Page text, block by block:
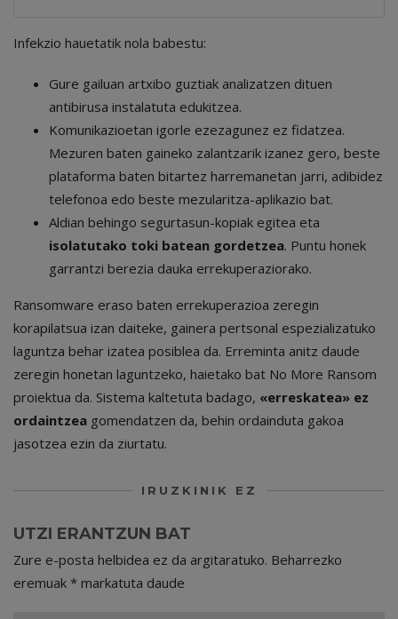
Infekzio hauetatik nola babestu:
Gure gailuan artxibo guztiak analizatzen dituen
antibirusa instalatuta edukitzea.
Komunikazioetan igorle ezezagunez ez fidatzea.
Mezuren baten gaineko zalantzarik izanez gero, beste
plataforma baten bitartez harremanetan jarri, adibidez
telefonoa edo beste mezularitza-aplikazio bat.
Aldian behingo segurtasun-kopiak egitea eta
isolatutako toki batean gordetzea. Puntu honek
garrantzi berezia dauka errekuperaziorako.
Ransomware eraso baten errekuperazioa zeregin
korapilatsua izan daiteke, gainera pertsonal espezializatuko
laguntza behar izatea posiblea da. Erreminta anitz daude
zeregin honetan laguntzeko, haietako bat No More Ransom
proiektua da. Sistema kaltetuta badago, «erreskatea» ez
ordaintzea gomendatzen da, behin ordainduta gakoa
jasotzea ezin da ziurtatu.
IRUZKINIK EZ
UTZI ERANTZUN BAT
Zure e-posta helbidea ez da argitaratuko. Beharrezko
eremuak * markatuta daude